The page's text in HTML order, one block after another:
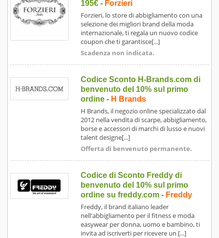
195€- Forzieri
Forzieri, lo store di abbigliamento con una
selezione dei migliori brand della moda
internazionale, ti regala un nuovo codice
coupon che ti garantisce[...]
Scadenza non indicata.
Codice Sconto H-Brands.com di
benvenuto del 10% sul primo
ordine- H Brands
H Brands, il negozio online specializzato dal
2012 nella vendita di scarpe, abbigliamento,
borse e accessori di marchi di lusso e nuovi
talent designe[...]
Offerta di benvenuto permanente.
Codice di Sconto Freddy di
benvenuto del 10% sul primo
ordine su freddy.com- Freddy
Freddy, il brand italiano leader
nell'abbigliamento per il fitness e moda
easywear per donna, uomo e bambino, ti
invita ad iscriverti per ricevere un [...]